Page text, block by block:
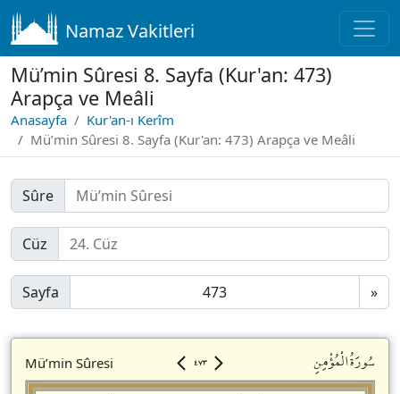
Namaz Vakitleri
Mü’min Sûresi 8. Sayfa (Kur'an: 473)
Arapça ve Meâli
Anasayfa
Kur'an-ı Kerîm
Mü’min Sûresi 8. Sayfa (Kur'an: 473) Arapça ve Meâli
Sûre
Cüz
Sayfa »
Mü’min Sûresi ٤٧٣ سُورَةُالْمُؤْمِنِ